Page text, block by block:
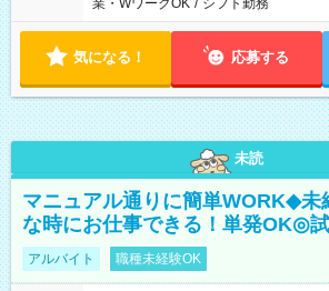
業・WワークOK / シフト勤務
気になる！ 応募する
未読
マニュアル通りに簡単WORK◆未
な時にお仕事できる！単発OK◎
アルバイト 職種未経験OK